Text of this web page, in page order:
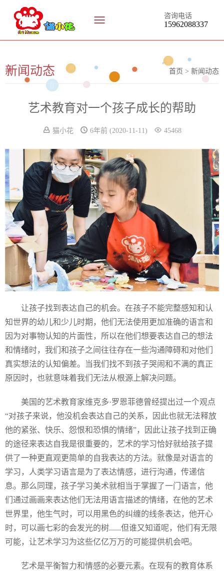
咨询电话
15962088337
新闻动态 首页 > 新闻动态
艺术教育对一个孩子成长的帮助
猫小花 6年前(2020-11-11) 45468
让孩子找到表达自己的机会。在孩子不能完整感知和认
知世界的幼儿和少儿时期，他们无法使用更加准确的语言和
因为对事物认知的片面性，所以在他们想要表达自己的想法
和情绪时，我们和孩子之间往往存在一些沟通障碍和对他们
真实想法的认知偏差。当我们找不到孩子哭闹和不满的真正
原因时，也就意味着我们无法从根源上解决问题。
美国的艺术教育家维克多·罗恩菲德曾经提出过一个观点
“对孩子来说，他没机会表达自己的关系，因此也就无法释放
他的紧张、快乐、怨恨和恐惧的情绪”，因此让孩子找到正确
的途径来表达自我是很重要的，艺术的学习恰好就给孩子提
供了一种更直观更简单的自我表达的方法。就像是对语言的
学习，人类学习语言是为了表达情感，进行沟通，传递信
息。那么同理，孩子学习美术就相当于掌握了一门语言，他
们通过画画来表达他们无法用语言描述的情绪，在他的艺术
世界里，他生气时，可以用黑色的纠缠的线条表达，他开心
时，可以画七彩的会发光的树......但谁又知道呢，他们有无限
可能，让艺术学习为这些亿亿万万的可能提供机会吧。
艺术是平衡智力和情感的必要元素。在现有的教育体系